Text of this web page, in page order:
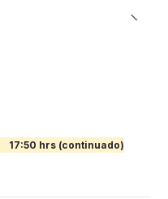
17:50 hrs (continuado)